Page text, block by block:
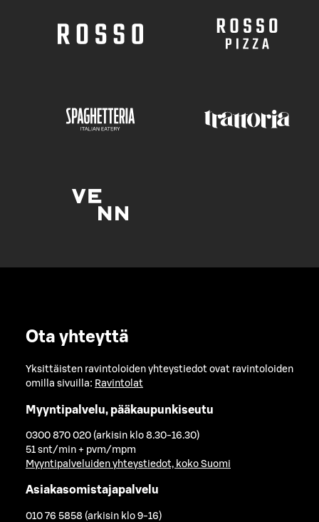
Ota yhteyttä
Yksittäisten ravintoloiden yhteystiedot ovat ravintoloiden
omilla sivuilla: Ravintolat
Myyntipalvelu, pääkaupunkiseutu
0300 870 020 (arkisin klo 8.30-16.30)
51 snt/min + pvm/mpm
Myyntipalveluiden yhteystiedot, koko Suomi
Asiakasomistajapalvelu
010 76 5858 (arkisin klo 9-16)